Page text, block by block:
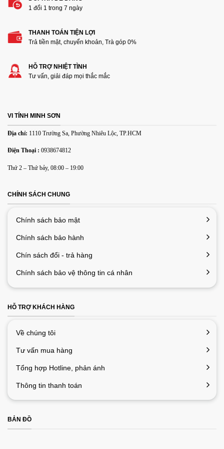
Thêm ảnh đánh giá
Email *
Lưu tên của tôi, email, và trang web trong trình duyệt này
1 đổi 1 trong 7 ngày
THANH TOÁN TIỆN LỢI
Trả tiền mặt, chuyển khoản, Trà góp 0%
HỖ TRỢ NHIỆT TÌNH
Tư vấn, giải đáp mọi thắc mắc
VI TÍNH MINH SƠN
Địa chỉ: 1110 Trường Sa, Phường Nhiêu Lộc, TP.HCM
Điện Thoại : 0938674812
Thứ 2 – Thứ bảy, 08:00 – 19:00
CHÍNH SÁCH CHUNG
Chính sách bảo mật
Chính sách bảo hành
Chín sách đổi - trả hàng
Chính sách bảo vệ thông tin cá nhân
HỖ TRỢ KHÁCH HÀNG
Về chúng tôi
Tư vấn mua hàng
Tổng hợp Hotline, phản ánh
Thông tin thanh toán
BẢN ĐỒ